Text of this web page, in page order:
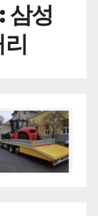
삼성